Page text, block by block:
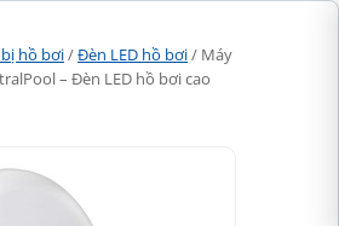
hồ bơi/Đèn LED hồ bơi/ Máy
– Đèn LED hồ bơi cao